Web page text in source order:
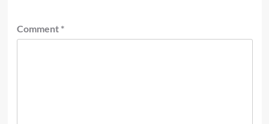
Comment *